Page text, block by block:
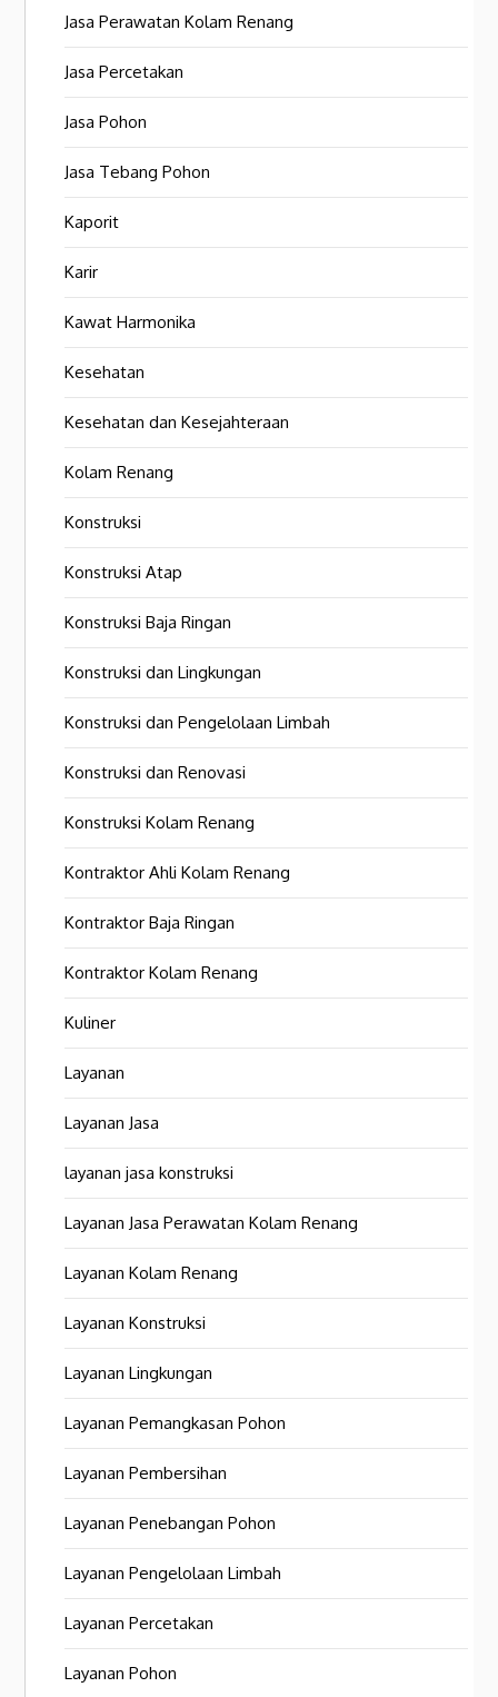
Jasa Perawatan Kolam Renang
Jasa Percetakan
Jasa Pohon
Jasa Tebang Pohon
Kaporit
Karir
Kawat Harmonika
Kesehatan
Kesehatan dan Kesejahteraan
Kolam Renang
Konstruksi
Konstruksi Atap
Konstruksi Baja Ringan
Konstruksi dan Lingkungan
Konstruksi dan Pengelolaan Limbah
Konstruksi dan Renovasi
Konstruksi Kolam Renang
Kontraktor Ahli Kolam Renang
Kontraktor Baja Ringan
Kontraktor Kolam Renang
Kuliner
Layanan
Layanan Jasa
layanan jasa konstruksi
Layanan Jasa Perawatan Kolam Renang
Layanan Kolam Renang
Layanan Konstruksi
Layanan Lingkungan
Layanan Pemangkasan Pohon
Layanan Pembersihan
Layanan Penebangan Pohon
Layanan Pengelolaan Limbah
Layanan Percetakan
Layanan Pohon